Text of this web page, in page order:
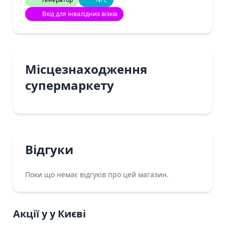
Вхід для інвалідних візків
Місцезнаходження
супермаркету
Відгуки
Поки що немає відгуків про цей магазин.
Акції у у Києві